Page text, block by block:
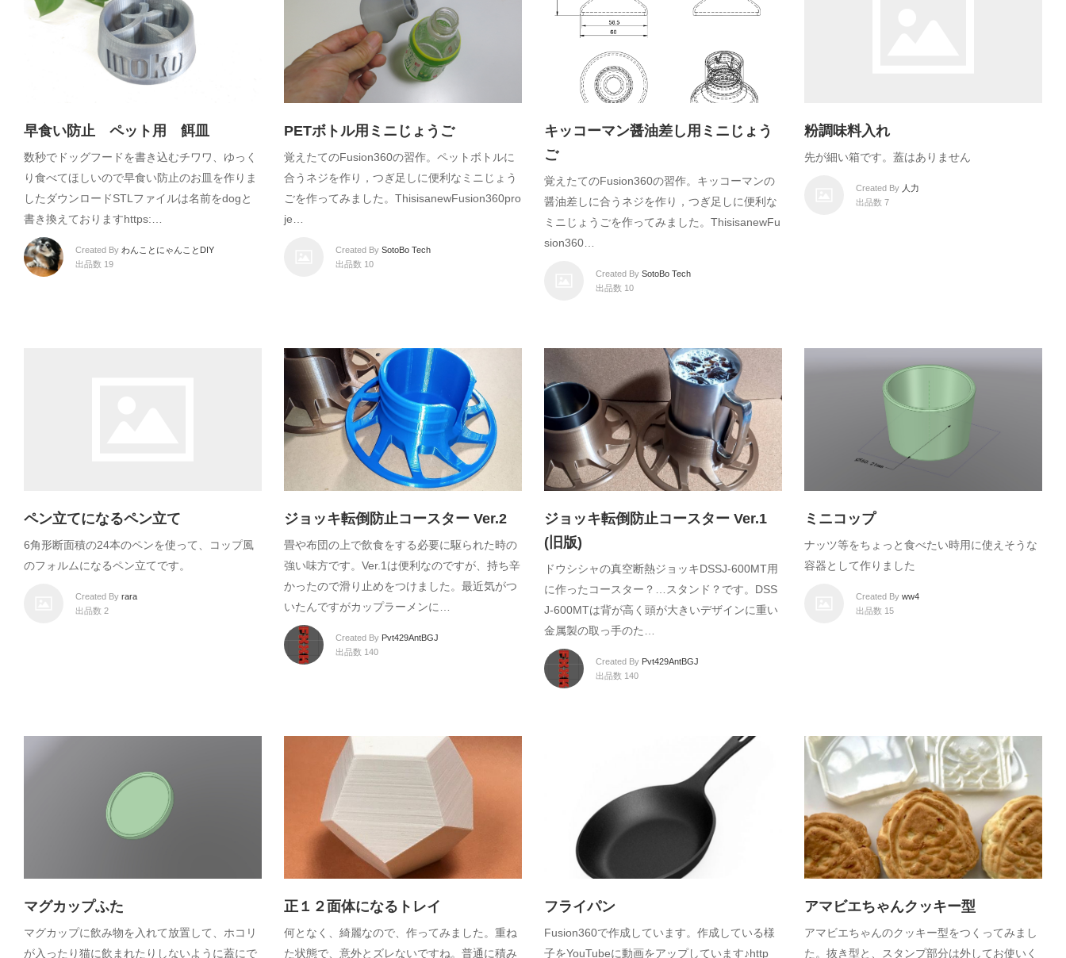
早食い防止 ペット用 餌皿
数秒でドッグフードを書き込むチワワ、ゆっく
り食べてほしいので早食い防止のお皿を作りま
したダウンロードSTLファイルは名前をdogと
書き換えておりますhttps:…
Created By わんことにゃんことDIY
出品数 19
PETボトル用ミニじょうご
覚えたてのFusion360の習作。ペットボトルに
合うネジを作り，つぎ足しに便利なミニじょう
ごを作ってみました。ThisisanewFusion360pro
je…
Created By SotoBo Tech
出品数 10
キッコーマン醤油差し用ミニじょう
ご
覚えたてのFusion360の習作。キッコーマンの
醤油差しに合うネジを作り，つぎ足しに便利な
ミニじょうごを作ってみました。ThisisanewFu
sion360…
Created By SotoBo Tech
出品数 10
粉調味料入れ
先が細い箱です。蓋はありません
Created By 人力
出品数 7
ペン立てになるペン立て
6角形断面積の24本のペンを使って、コップ風
のフォルムになるペン立てです。
Created By rara
出品数 2
ジョッキ転倒防止コースター Ver.2
畳や布団の上で飲食をする必要に駆られた時の
強い味方です。Ver.1は便利なのですが、持ち辛
かったので滑り止めをつけました。最近気がつ
いたんですがカップラーメンに…
Created By Pvt429AntBGJ
出品数 140
ジョッキ転倒防止コースター Ver.1
(旧版)
ドウシシャの真空断熱ジョッキDSSJ-600MT用
に作ったコースター？…スタンド？です。DSS
J-600MTは背が高く頭が大きいデザインに重い
金属製の取っ手のた…
Created By Pvt429AntBGJ
出品数 140
ミニコップ
ナッツ等をちょっと食べたい時用に使えそうな
容器として作りました
Created By ww4
出品数 15
マグカップふた
マグカップに飲み物を入れて放置して、ホコリ
が入ったり猫に飲まれたりしないように蓋にで
正１２面体になるトレイ
何となく、綺麗なので、作ってみました。重ね
た状態で、意外とズレないですね。普通に積み
フライパン
Fusion360で作成しています。作成している様
子をYouTubeに動画をアップしています♪http
アマビエちゃんクッキー型
アマビエちゃんのクッキー型をつくってみまし
た。抜き型と、スタンプ部分は外してお使いく